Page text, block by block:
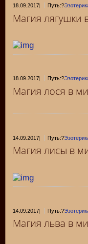
18.09.2017 Путь:?
Магия лягушки
18.09.2017 Путь:?
Магия лося в
14.09.2017| Путь:?
Магия лисы в
14.09.2017| Путь:?
Магия льва в